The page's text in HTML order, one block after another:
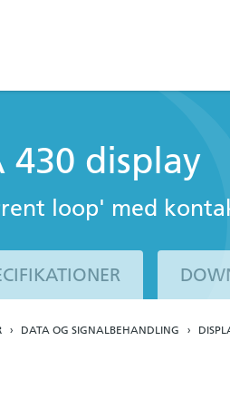
430 display
loop' med
DATA OG SIGNALBEHANDLING